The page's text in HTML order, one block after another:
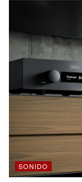
SONIDO